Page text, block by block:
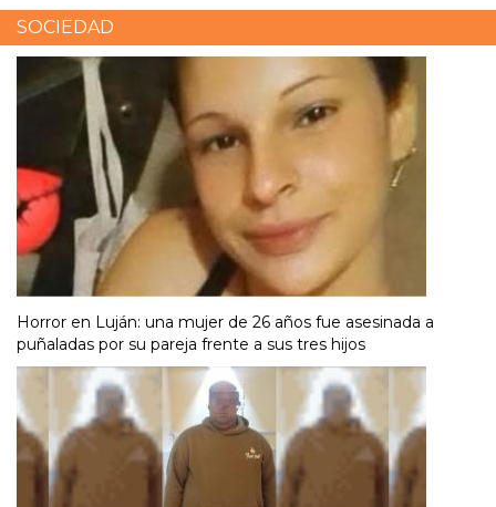
SOCIEDAD
Horror en Luján: una mujer de 26 años fue asesinada a
puñaladas por su pareja frente a sus tres hijos